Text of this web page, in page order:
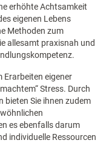
erhöhte Achtsamkeit
eigenen Lebens
Methoden zum
allesamt praxisnah und
Erarbeiten eigener
Stress. Durch
bieten Sie ihnen zudem
es ebenfalls darum
individuelle Ressourcen